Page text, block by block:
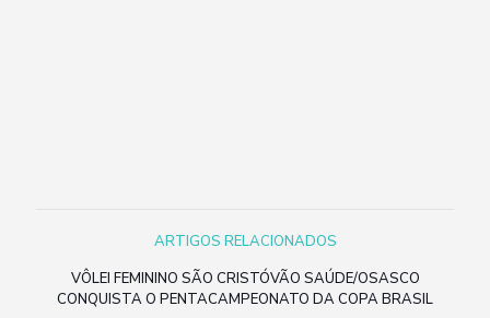
ARTIGOS RELACIONADOS
VÔLEI FEMININO SÃO CRISTÓVÃO SAÚDE/OSASCO
CONQUISTA O PENTACAMPEONATO DA COPA BRASIL